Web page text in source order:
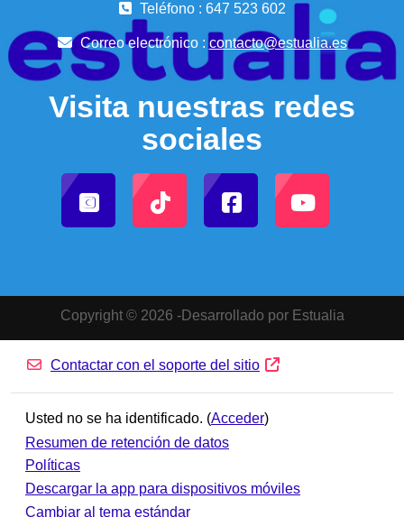
Teléfono : 647 523 602
Correo electrónico : contacto@estualia.es
Visita nuestras redes
sociales
Copyright © 2026 -Desarrollado por Estualia
Contactar con el soporte del sitio
Usted no se ha identificado. (Acceder)
Resumen de retención de datos
Políticas
Descargar la app para dispositivos móviles
Cambiar al tema estándar